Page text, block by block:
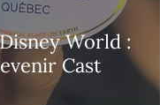
World :
Cast